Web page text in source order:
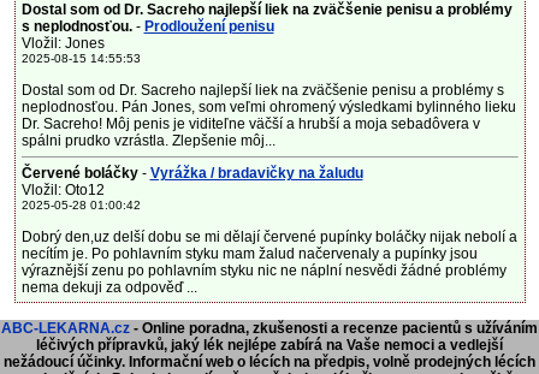
Dostal som od Dr. Sacreho najlepší liek na zväčšenie penisu a problémy
s neplodnosťou.- Prodloužení penisu
Vložil: Jones
2025-08-15 14:55:53
Dostal som od Dr. Sacreho najlepší liek na zväčšenie penisu a problémy s
neplodnosťou. Pán Jones, som veľmi ohromený výsledkami bylinného lieku
Dr. Sacreho! Môj penis je viditeľne väčší a hrubší a moja sebadôvera v
spálni prudko vzrástla. Zlepšenie môj...
Červené boláčky - Vyrážka / bradavičky na žaludu
Vložil: Oto12
2025-05-28 01:00:42
Dobrý den,uz delší dobu se mi dělají červené pupínky boláčky nijak nebolí a
necítím je. Po pohlavním styku mam žalud načervenaly a pupínky jsou
výraznější zenu po pohlavním styku nic ne náplní nesvědi žádné problémy
nema dekuji za odpověď ...
ABC-LEKARNA.cz - Online poradna, zkušenosti a recenze pacientů s užíváním
léčivých přípravků, jaký lék nejlépe zabírá na Vaše nemoci a vedlejší
nežádoucí účinky. Informační web o lécích na předpis, volně prodejných lécích